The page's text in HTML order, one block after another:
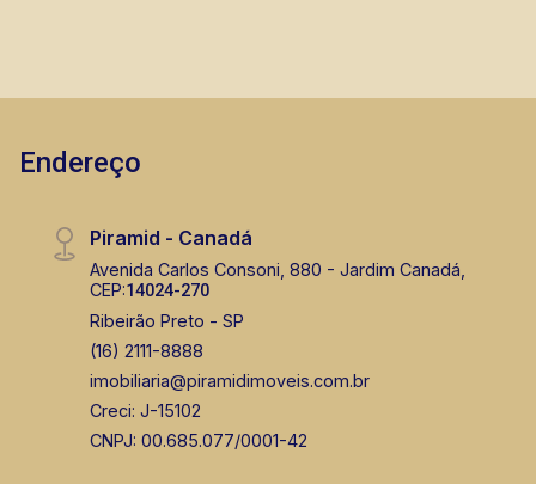
Endereço
Piramid - Canadá
Avenida Carlos Consoni, 880 - Jardim Canadá,
CEP:14024-270
Ribeirão Preto - SP
(16) 2111-8888
imobiliaria@piramidimoveis.com.br
Creci: J-15102
CNPJ: 00.685.077/0001-42